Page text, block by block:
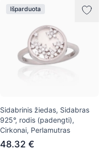
Išparduota
Sidabrinis žiedas, Sidabras
925°, rodis (padengti),
Cirkonai, Perlamutras
48.32 €